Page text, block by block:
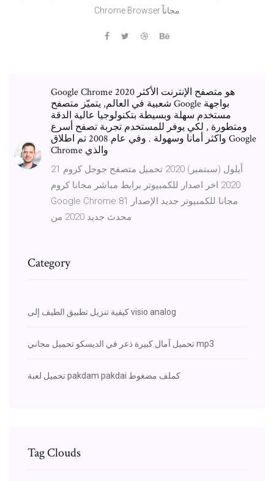
Chrome Browser مجاناً
Google Chrome 2020 هو متصفح الإنترنت الأكثر
شعبية في العالم, يتميّز متصفح Google بواجهة
مستخدم سهلة وبسيطة بتكنولوجيا عالية الدقة
ومتطورة , لكي يوفر للمستخدم تجربة تصفح أسرع
واكثر أمانا وسهولة . وفي عام 2008 تم اطلاق Google
Chrome والذي
21 أيلول (سبتمبر) 2020 تحميل متصفح جوجل كروم
2020 اخر اصدار للكمبيوتر برابط مباشر مجانا كروم
Google Chrome مجانا للكمبيوتر جديد الإصدار 81
Category
كيفية تنزيل تطبيق الطيف إلى visio analog
تحميل آمال كبيرة ذعر في الديسكو تحميل مجاني mp3
تحميل لعبة pakdam pakdai كملف مضغوط
Tag Clouds